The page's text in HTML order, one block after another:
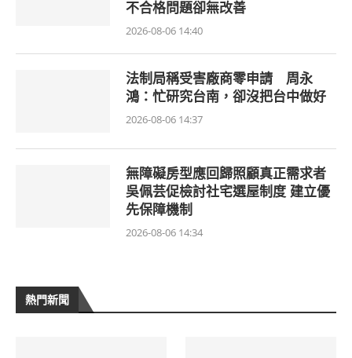
不合格問題卻無改善
2026-08-06 14:40
法制局稱受害廠商零申請 周永
鴻：忙研究台南，卻沒把台中做好
2026-08-06 14:37
無障礙房型應回歸照顧真正需求者
吳佩芸促檢討社宅選屋制度 建立優
先保障機制
2026-08-06 14:34
熱門新聞